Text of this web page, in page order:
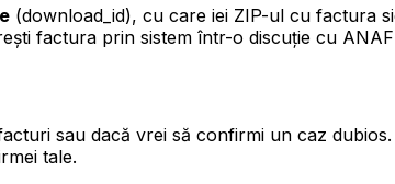
(download_id), cu care iei ZIP-ul cu factura
factura prin sistem într-o discuție cu
sau dacă vrei să confirmi un caz
tale.